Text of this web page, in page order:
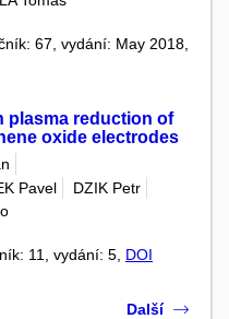
67, vydání: May 2018,
plasma reduction of
oxide electrodes
Pavel
DZIK Petr
11, vydání: 5, DOI
Další